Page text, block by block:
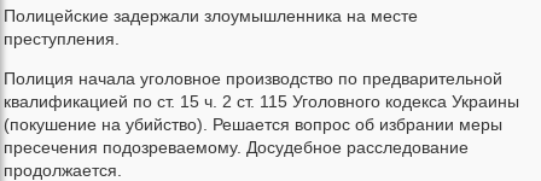
Полицейские задержали злоумышленника на месте
преступления.
Полиция начала уголовное производство по предварительной
квалификацией по ст. 15 ч. 2 ст. 115 Уголовного кодекса Украины
(покушение на убийство). Решается вопрос об избрании меры
пресечения подозреваемому. Досудебное расследование
продолжается.